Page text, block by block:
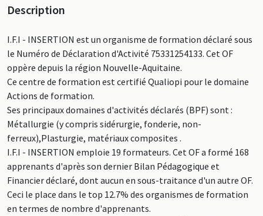
Description
I.F.I - INSERTION est un organisme de formation déclaré sous
le Numéro de Déclaration d'Activité 75331254133. Cet OF
oppère depuis la région Nouvelle-Aquitaine.
Ce centre de formation est certifié Qualiopi pour le domaine
Actions de formation.
Ses principaux domaines d'activités déclarés (BPF) sont :
Métallurgie (y compris sidérurgie, fonderie, non-
ferreux),Plasturgie, matériaux composites .
I.F.I - INSERTION emploie 19 formateurs. Cet OF a formé 168
apprenants d'après son dernier Bilan Pédagogique et
Financier déclaré, dont aucun en sous-traitance d'un autre OF.
Ceci le place dans le top 12.7% des organismes de formation
en termes de nombre d'apprenants.